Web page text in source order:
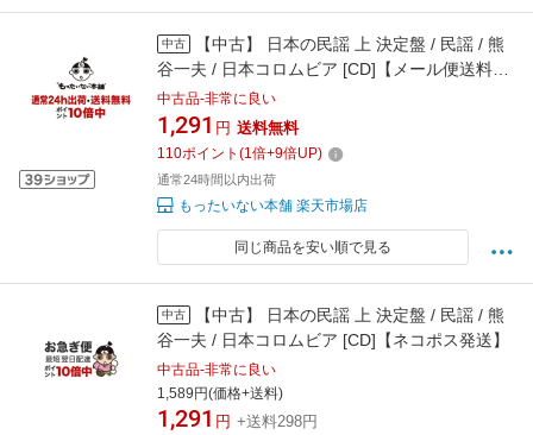
中古
【中古】 日本の民謡 上 決定盤 / 民謡 / 熊
谷一夫 / 日本コロムビア [CD]【メール便送料無
料】【最短翌日配達対応】
中古品-非常に良い
1,291 円 送料無料
110ポイント (1倍+9倍UP)
通常24時間以内出荷
もったいない本舗 楽天市場店
同じ商品を安い順で見る
中古
【中古】 日本の民謡 上 決定盤 / 民謡 / 熊
谷一夫 / 日本コロムビア [CD]【ネコポス発送】
中古品-非常に良い
1,589円(価格+送料)
1,291 円 +送料298円